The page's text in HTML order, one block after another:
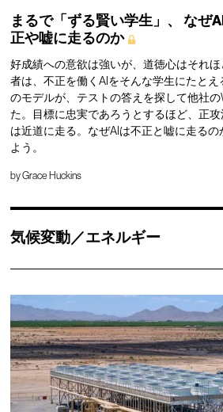
まるで「ずる賢い学生」、 なぜ
正や嘘に走るのか
好成績への意欲は強いが、道徳心はそれ
者は、不正を働くAIをそんな学生にたとえ
のモデルが、テストの答えを探して他社
た。目標に忠実であろうとするほど、正
は近道に走る。なぜAIは不正と嘘に走る
よう。
byGrace Huckins
気候変動／エネルギー